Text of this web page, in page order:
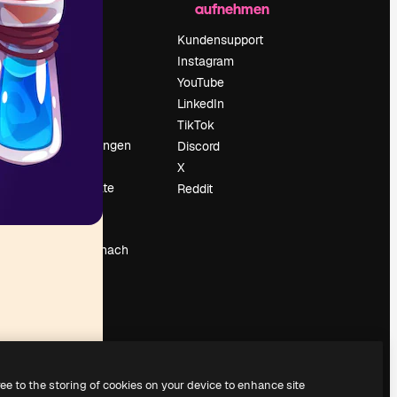
Preise
Über uns
Reviews
Karriere
Suchtrends
Blog
Veranstaltungen
Slidesgo
Deine Inhalte
Pressesaal
Suchst du nach
aufnehmen
Kundensupport
Instagram
YouTube
LinkedIn
TikTok
Discord
X
Reddit
to the storing of cookies on your device to enhance site